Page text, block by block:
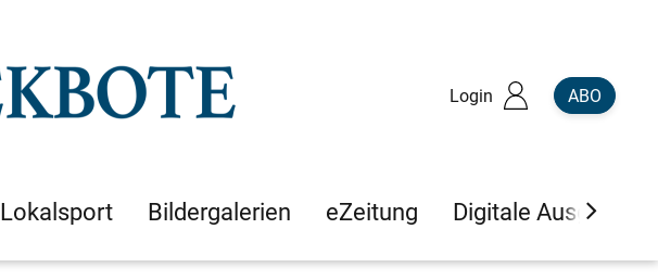
Login ABO
Lokalsport Bildergalerien eZeitung Digitale Ausgaben